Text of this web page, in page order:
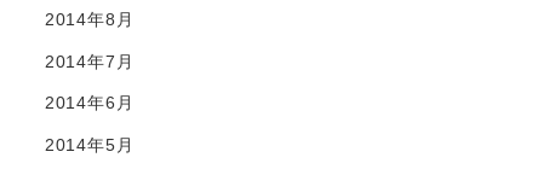
2014年8月
2014年7月
2014年6月
2014年5月